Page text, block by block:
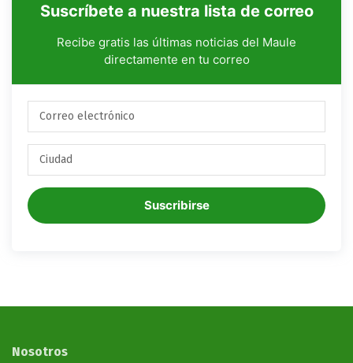
Suscríbete a nuestra lista de correo
Recibe gratis las últimas noticias del Maule
directamente en tu correo
Suscribirse
Nosotros